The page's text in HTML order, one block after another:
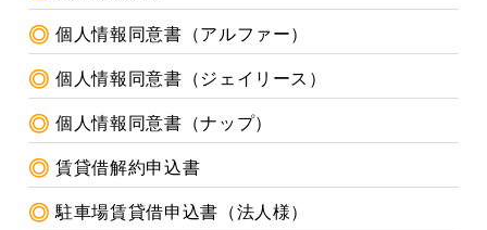
個人情報同意書（アルファー）
個人情報同意書（ジェイリース）
個人情報同意書（ナップ）
賃貸借解約申込書
駐車場賃貸借申込書（法人様）